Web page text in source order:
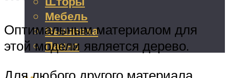
Мебель
Вышивка
Панно
Оптимальным материалом для
этой модели является дерево.